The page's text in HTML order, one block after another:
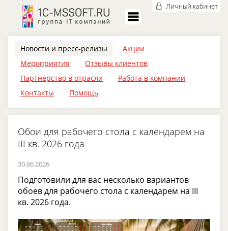
Личный кабинет
Новости и пресс-релизы
Акции
Мероприятия
Отзывы клиентов
Партнерство в отрасли
Работа в компании
Контакты
Помощь
Обои для рабочего стола с календарем на
III кв. 2026 года
30.06.2026
Подготовили для вас несколько вариантов
обоев для рабочего стола с календарем на III
кв. 2026 года.